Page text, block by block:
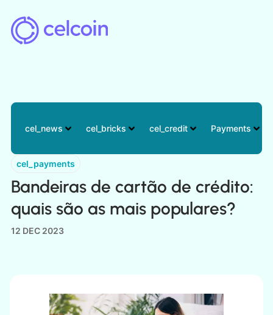
cel_news cel_bricks cel_credit Payments
cel_payments
Bandeiras de cartão de crédito:
quais são as mais populares?
12 DEC 2023